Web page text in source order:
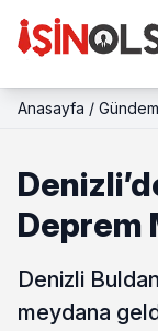
Anasayfa / Gündem
Deprem
Denizli
meydana